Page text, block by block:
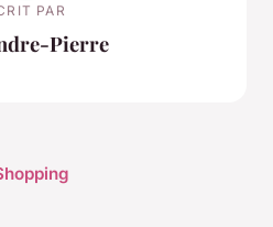
PAR
Pierre